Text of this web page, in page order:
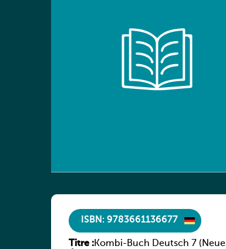
ISBN: 9783661136677
Titre :Kombi-Buch Deutsch 7 (Neue